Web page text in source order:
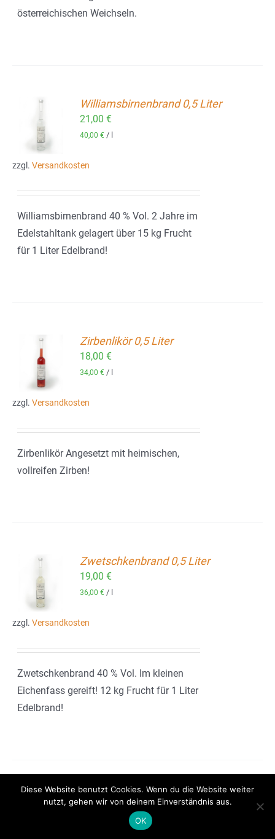
österreichischen Weichseln.
Williamsbirnenbrand 0,5 Liter
21,00€
40,00€ /
zzgl. Versandkosten
Williamsbirnenbrand 40 % Vol. 2 Jahre im
Edelstahltank gelagert über 15 kg Frucht
für 1 Liter Edelbrand!
Zirbenlikör 0,5 Liter
18,00€
34,00€ /
zzgl. Versandkosten
Zirbenlikör Angesetzt mit heimischen,
vollreifen Zirben!
Zwetschkenbrand 0,5 Liter
19,00€
36,00€ /
zzgl. Versandkosten
Zwetschkenbrand 40 % Vol. Im kleinen
Eichenfass gereift! 12 kg Frucht für 1 Liter
Edelbrand!
Diese Website benutzt Cookies. Wenn du die Website weiter
nutzt, gehen wir von deinem Einverständnis aus.
OK